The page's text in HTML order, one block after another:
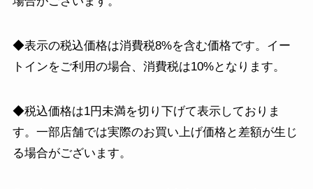
◆表示の税込価格は消費税8%を含む価格です。イー
トインをご利用の場合、消費税は10%となります。
◆税込価格は1円未満を切り下げて表示しておりま
す。一部店舗では実際のお買い上げ価格と差額が生じ
る場合がございます。